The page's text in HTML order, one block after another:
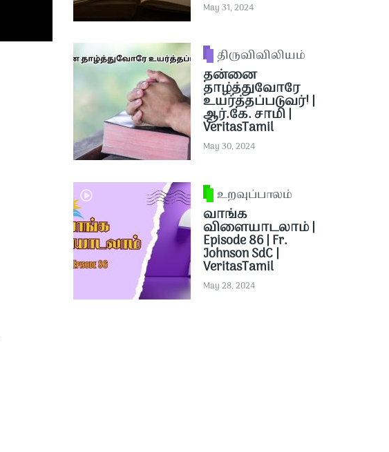
May 31, 2024
திருவிவிலியம்
தன்னை
தாழ்த்துவோரே
உயர்த்தப்படுவர்! |
ஆர்.கே. சாமி |
VeritasTamil
May 30, 2024
உறவுப்பாலம்
வாங்க
விளையாடலாம் |
Episode 86 | Fr.
Johnson SdC |
VeritasTamil
May 28, 2024